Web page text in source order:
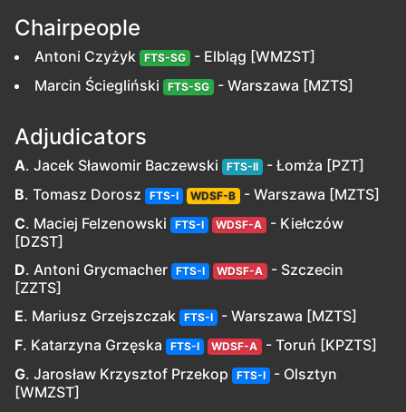
Chairpeople
Antoni Czyżyk FTS-SG - Elbląg [WMZST]
Marcin Ściegliński
FTS-SG - Warszawa [MZTS]
Adjudicators
A. Jacek Sławomir Baczewski FTS-II - Łomża [PZT]
B. Tomasz Dorosz FTS-I WDSF-B
- Warszawa [MZTS]
C. Maciej Felzenowski FTS-I WDSF-A
- Kiełczów
[DZST]
D. Antoni Grycmacher FTS-I WDSF-A
- Szczecin
[ZZTS]
E. Mariusz Grzejszczak FTS-I - Warszawa [MZTS]
F. Katarzyna Grzęska FTS-I WDSF-A
- Toruń [KPZTS]
G. Jarosław Krzysztof Przekop FTS-I - Olsztyn
[WMZST]